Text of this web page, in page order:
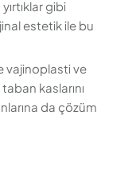
gibi
estetik ile bu
vajinoplasti ve
kaslarını
da çözüm